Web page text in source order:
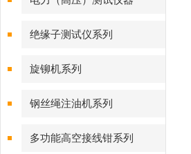
绝缘子测试仪系列
旋铆机系列
钢丝绳注油机系列
多功能高空接线钳系列